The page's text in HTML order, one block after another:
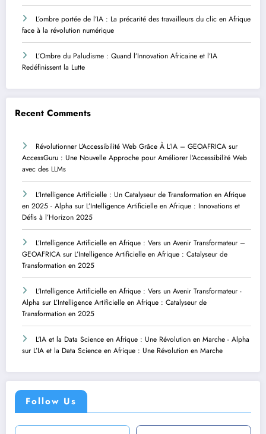
L’ombre portée de l’IA : La précarité des travailleurs du clic en Afrique
face à la révolution numérique
L’Ombre du Paludisme : Quand l’Innovation Africaine et l’IA
Redéfinissent la Lutte
Recent Comments
Révolutionner L’Accessibilité Web Grâce À L’IA – GEOAFRICA sur
AccessGuru : Une Nouvelle Approche pour Améliorer l’Accessibilité Web
avec des LLMs
L'Intelligence Artificielle : Un Catalyseur de Transformation en Afrique
en 2025 - Alpha sur L’Intelligence Artificielle en Afrique : Innovations et
Défis à l’Horizon 2025
L’Intelligence Artificielle en Afrique : Vers un Avenir Transformateur –
GEOAFRICA sur L’Intelligence Artificielle en Afrique : Catalyseur de
Transformation en 2025
L'Intelligence Artificielle en Afrique : Vers un Avenir Transformateur -
Alpha sur L’Intelligence Artificielle en Afrique : Catalyseur de
Transformation en 2025
L'IA et la Data Science en Afrique : Une Révolution en Marche - Alpha
sur L’IA et la Data Science en Afrique : Une Révolution en Marche
Follow Us